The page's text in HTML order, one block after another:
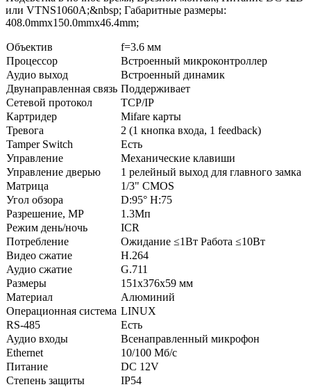
или VTNS1060A;&nbsp; Габаритные размеры:
408.0mmх150.0mmх46.4mm;
Объектив
f=3.6 мм
Процессор
Встроенный микроконтроллер
Аудио выход
Встроенный динамик
Двунаправленная связь Поддерживает
Сетевой протокол
TCP/IP
Картридер
Mifare карты
Тревога
2 (1 кнопка входа, 1 feedback)
Tamper Switch
Есть
Управление
Механические клавиши
Управление дверью
1 релейный выход для главного замка
Матрица
1/3" CMOS
Угол обзора
D:95° H:75
Разрешение, МР
1.3Мп
Режим день/ночь
ICR
Потребление
Ожидание ≤1Вт Работа ≤10Вт
Видео сжатие
H.264
Аудио сжатие
G.711
Размеры
151х376х59 мм
Материал
Алюминий
Операционная система LINUX
RS-485
Есть
Аудио входы
Всенаправленный микрофон
Ethernet
10/100 Мб/с
Питание
DC 12V
Степень защиты
IP54